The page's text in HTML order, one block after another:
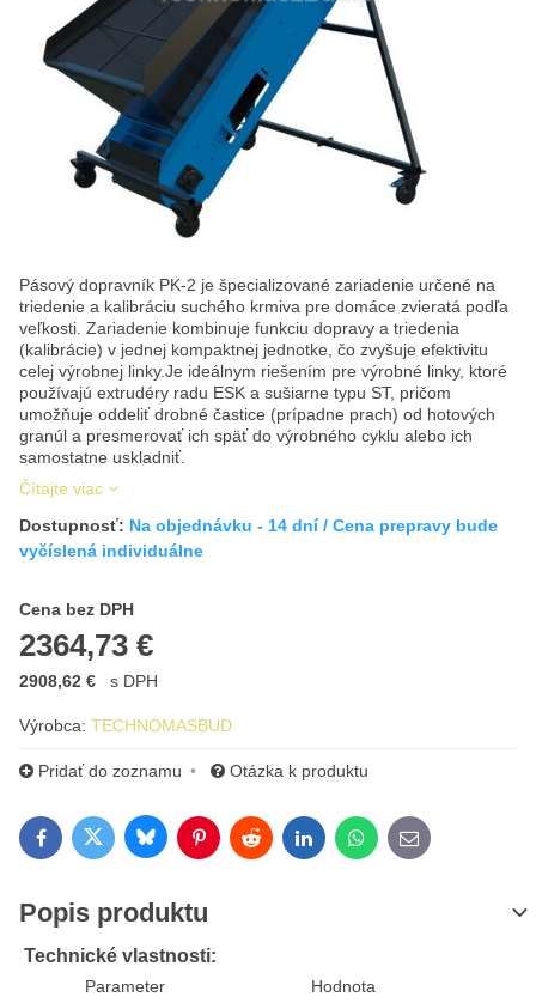
Pásový dopravník PK-2 je špecializované zariadenie určené na
triedenie a kalibráciu suchého krmiva pre domáce zvieratá podľa
veľkosti. Zariadenie kombinuje funkciu dopravy a triedenia
(kalibrácie) v jednej kompaktnej jednotke, čo zvyšuje efektivitu
celej výrobnej linky.Je ideálnym riešením pre výrobné linky, ktoré
používajú extrudéry radu ESK a sušiarne typu ST, pričom
umožňuje oddeliť drobné častice (prípadne prach) od hotových
granúl a presmerovať ich späť do výrobného cyklu alebo ich
samostatne uskladniť.
Čítajte viac
Dostupnosť: Na objednávku - 14 dní / Cena prepravy bude
vyčíslená individuálne
Cena bez DPH
2364,73 €
Cena s DPH
2908,62 € s DPH
Výrobca: TECHNOMASBUD
Pridať do zoznamu Otázka k produktu
FacebookTwitterBlueskyPinterestRedditLinkedInWhatsApp
E-mail
Popis produktu
Technické vlastnosti:
Parameter Hodnota